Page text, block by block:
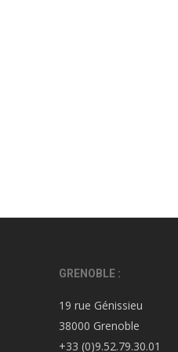
GRENOBLE :
19 rue Génissieu
38000 Grenoble
+33 (0)9.52.79.30.01